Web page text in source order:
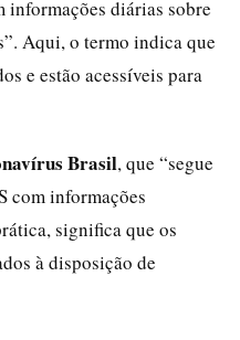
informações diárias sobre
Aqui, o termo indica que
e estão acessíveis para
Brasil, que “segue
com informações
significa que os
à disposição de